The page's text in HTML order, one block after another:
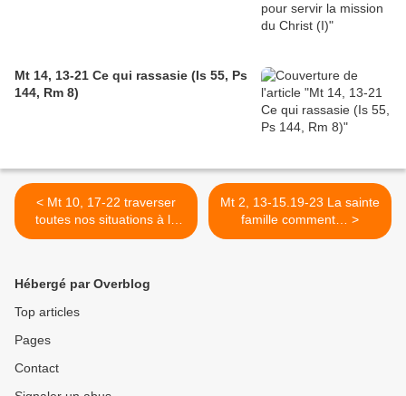
Mt 14, 13-21 Ce qui rassasie (Is 55, Ps
144, Rm 8)
< Mt 10, 17-22 traverser
toutes nos situations à la
suite de Jésus
Mt 2, 13-15.19-23 La sainte
famille comment… >
Hébergé par Overblog
Top articles
Pages
Contact